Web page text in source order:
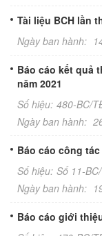
Tài liệu BCH lần
Ngày ban hành:
Báo cáo kết quả
năm 2021
Số hiệu: 480-BC/
Ngày ban hành:
Báo cáo công
Số hiệu: Số 11-
Ngày ban hành:
Báo cáo giới